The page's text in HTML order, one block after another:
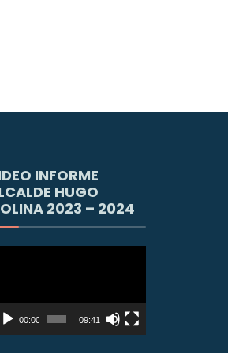
INFORME
HUGO
2023 – 2024
00:00 09:41